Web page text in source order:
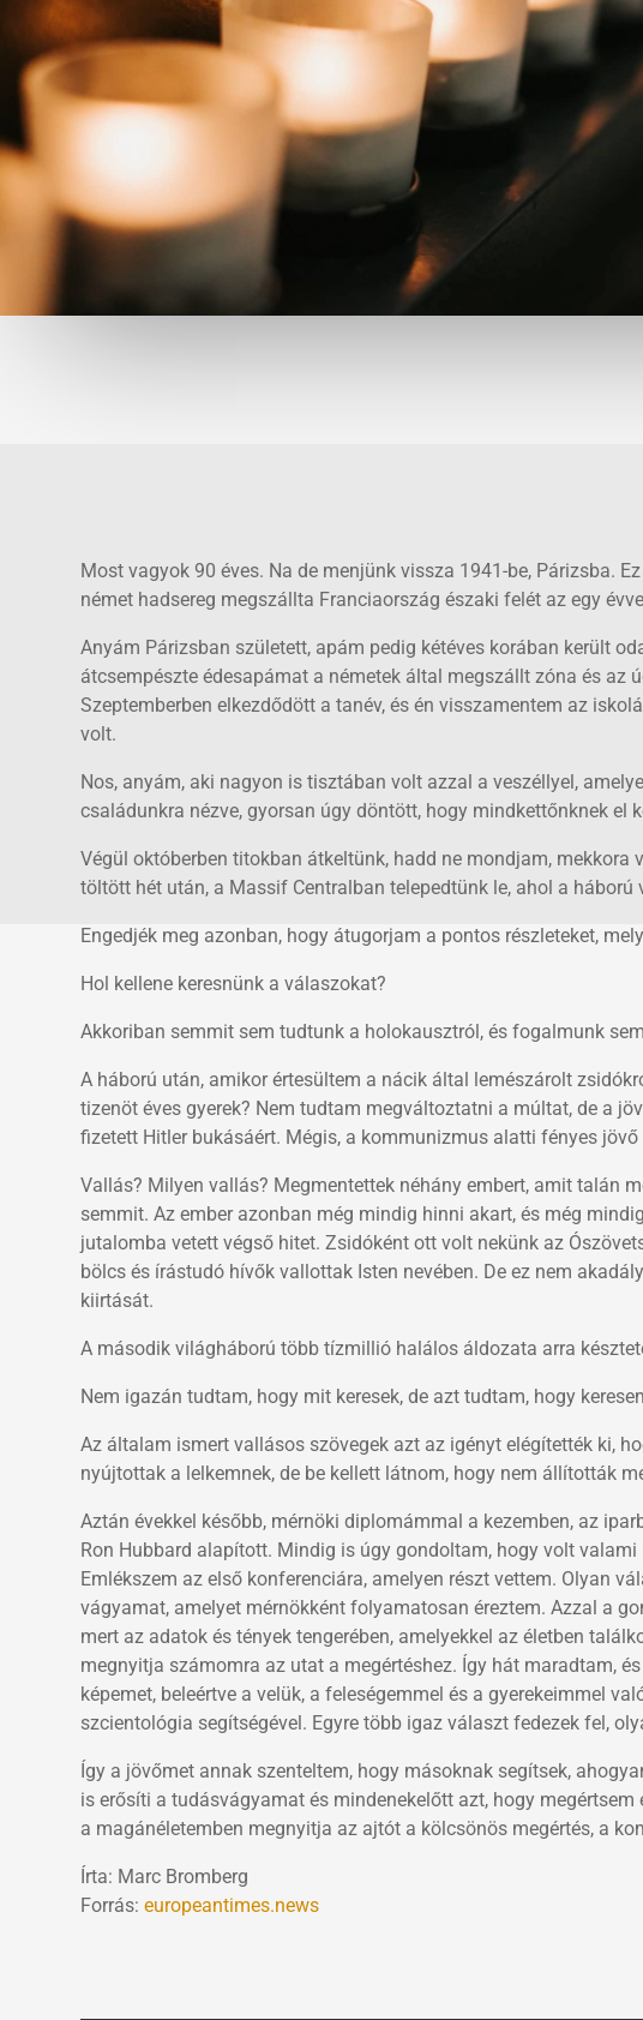
Most vagyok 90 éves. Na de menjünk vissza 1941-be, Párizsba.
német hadsereg megszállta Franciaország északi felét az egy
Anyám Párizsban született, apám pedig kétéves korában került
átcsempészte édesapámat a németek által megszállt zóna és az
Szeptemberben elkezdődött a tanév, és én visszamentem az
volt.
Nos, anyám, aki nagyon is tisztában volt azzal a veszéllyel,
családunkra nézve, gyorsan úgy döntött, hogy mindkettőnknek el
Végül októberben titokban átkeltünk, hadd ne mondjam, mekkora
töltött hét után, a Massif Centralban telepedtünk le, ahol a
Engedjék meg azonban, hogy átugorjam a pontos részleteket,
Hol kellene keresnünk a válaszokat?
Akkoriban semmit sem tudtunk a holokausztról, és fogalmunk
A háború után, amikor értesültem a nácik által lemészárolt
tizenöt éves gyerek? Nem tudtam megváltoztatni a múltat, de a
fizetett Hitler bukásáért. Mégis, a kommunizmus alatti fényes
Vallás? Milyen vallás? Megmentettek néhány embert, amit talán
semmit. Az ember azonban még mindig hinni akart, és még
jutalomba vetett végső hitet. Zsidóként ott volt nekünk az
bölcs és írástudó hívők vallottak Isten nevében. De ez nem
kiirtását.
A második világháború több tízmillió halálos áldozata arra
Nem igazán tudtam, hogy mit keresek, de azt tudtam, hogy
Az általam ismert vallásos szövegek azt az igényt elégítették ki,
nyújtottak a lelkemnek, de be kellett látnom, hogy nem állították
Aztán évekkel később, mérnöki diplomámmal a kezemben, az
Ron Hubbard alapított. Mindig is úgy gondoltam, hogy volt
Emlékszem az első konferenciára, amelyen részt vettem. Olyan
vágyamat, amelyet mérnökként folyamatosan éreztem. Azzal a
mert az adatok és tények tengerében, amelyekkel az életben
megnyitja számomra az utat a megértéshez. Így hát maradtam,
képemet, beleértve a velük, a feleségemmel és a gyerekeimmel
szcientológia segítségével. Egyre több igaz választ fedezek fel,
Így a jövőmet annak szenteltem, hogy másoknak segítsek,
is erősíti a tudásvágyamat és mindenekelőtt azt, hogy
a magánéletemben megnyitja az ajtót a kölcsönös megértés, a
Írta: Marc Bromberg
Forrás:europeantimes.news